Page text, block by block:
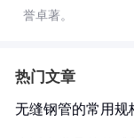
誉卓著。
热门文章
无缝钢管的常用规